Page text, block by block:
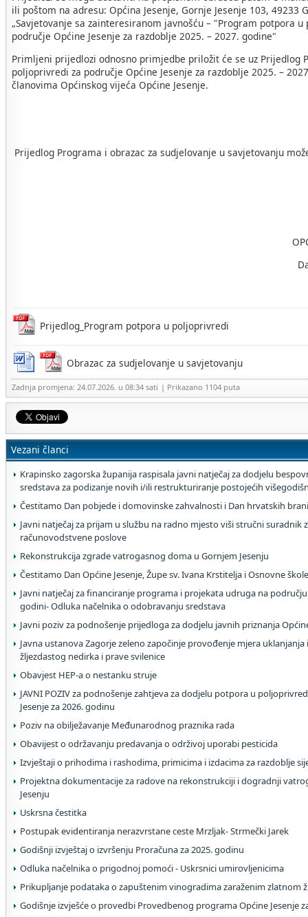
ili poštom na adresu: Općina Jesenje, Gornje Jesenje 103, 49233
„Savjetovanje sa zainteresiranom javnošću – "Program potpora
područje Općine Jesenje za razdoblje 2025. – 2027. godine"
Primljeni prijedlozi odnosno primjedbe priložit će se uz Prijedlog
poljoprivredi za područje Općine Jesenje za razdoblje 2025. –
članovima Općinskog vijeća Općine Jesenje.
Prijedlog Programa i obrazac za sudjelovanje u savjetovanju
OPĆINSKI
Dario
Prijedlog_Program potpora u poljoprivredi
Obrazac za sudjelovanje u savjetovanju
Zadnja promjena: 24.07.2026. u 08:34 sati | Prikazano 1104 puta
Vezani članci
Krapinsko zagorska županija raspisala javni natječaj za dodjelu
sredstava za podizanje novih i/ili restrukturiranje postojećih
Čestitamo Dan pobjede i domovinske zahvalnosti i Dan hrvatskih
Javni natječaj za prijam u službu na radno mjesto viši stručni suradnik
računovodstvene poslove
Rekonstrukcija zgrade vatrogasnog doma u Gornjem Jesenju
Čestitamo Dan Općine Jesenje, Župe sv. Ivana Krstitelja i Osnovne
Javni natječaj za financiranje programa i projekata udruga na području
godini- Odluka načelnika o odobravanju sredstava
Javni poziv za podnošenje prijedloga za dodjelu javnih priznanja
Javna ustanova Zagorje zeleno započinje provođenje mjera
žljezdastog nedirka i prave svilenice
Obavjest HEP-a o nestanku struje
JAVNI POZIV za podnošenje zahtjeva za dodjelu potpora u
Jesenje za 2026. godinu
Poziv na obilježavanje Međunarodnog praznika rada
Obavijest o održavanju predavanja o održivoj uporabi pesticida
Izvještaji o prihodima i rashodima, primicima i izdacima za razdoblje
Projektna dokumentacije za radove na rekonstrukciji i dogradnji
Jesenju
Uskrsna čestitka
Postupak evidentiranja nerazvrstane ceste Mrzljak- Strmečki Jarek
Godišnji izvještaj o izvršenju Proračuna za 2025. godinu
Odluka načelnika o prigodnoj pomoći - Uskrsnici umirovljenicima
Prikupljanje podataka o zapuštenim vinogradima zaraženim zlatnom
Godišnje izvješće o provedbi Provedbenog programa Općine Jesenje